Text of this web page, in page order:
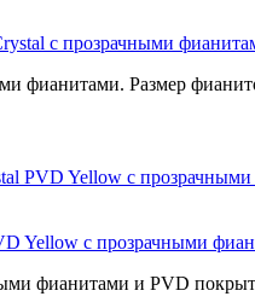
с прозрачными
фианитами. Размер
Yellow с прозрачными
фианитами и PVD